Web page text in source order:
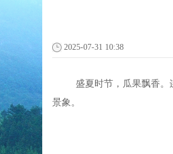
2025-07-31 10:38
盛夏时节，瓜果飘香
景象。